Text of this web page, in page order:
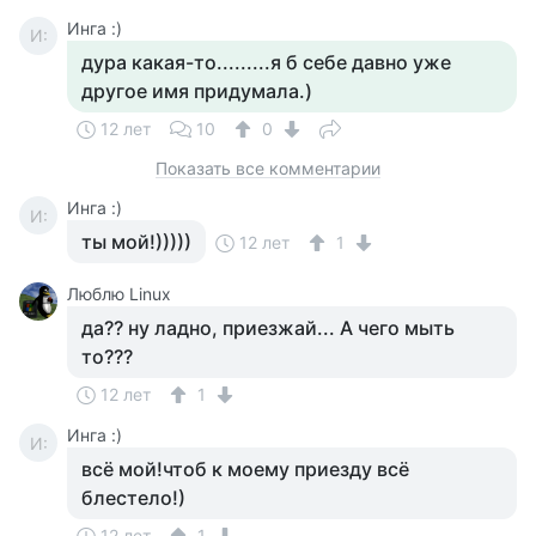
И: Инга :)
дура какая-то.........я б себе давно уже
другое имя придумала.)
12 лет 10
0
Показать все комментарии
И: Инга :)
ты мой!))))) 12 лет 1
Люблю Linux
да?? ну ладно, приезжай... А чего мыть
то???
12 лет 1
И: Инга :)
всё мой!чтоб к моему приезду всё
блестело!)